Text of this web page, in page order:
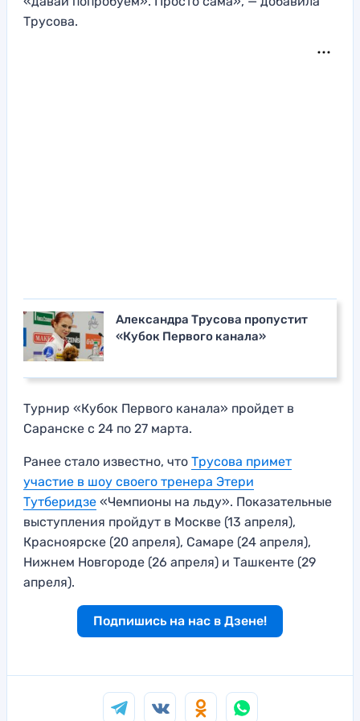
Трусова.
Александра Трусова пропустит
«Кубок Первого канала»
Турнир «Кубок Первого канала» пройдет в
Саранске с 24 по 27 марта.
Ранее стало известно, что Трусова примет
участие в шоу своего тренера Этери
Тутберидзе «Чемпионы на льду». Показательные
выступления пройдут в Москве (13 апреля),
Красноярске (20 апреля), Самаре (24 апреля),
Нижнем Новгороде (26 апреля) и Ташкенте (29
апреля).
Подпишись на нас в Дзене!